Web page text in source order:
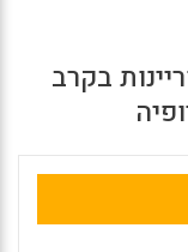
בקרב